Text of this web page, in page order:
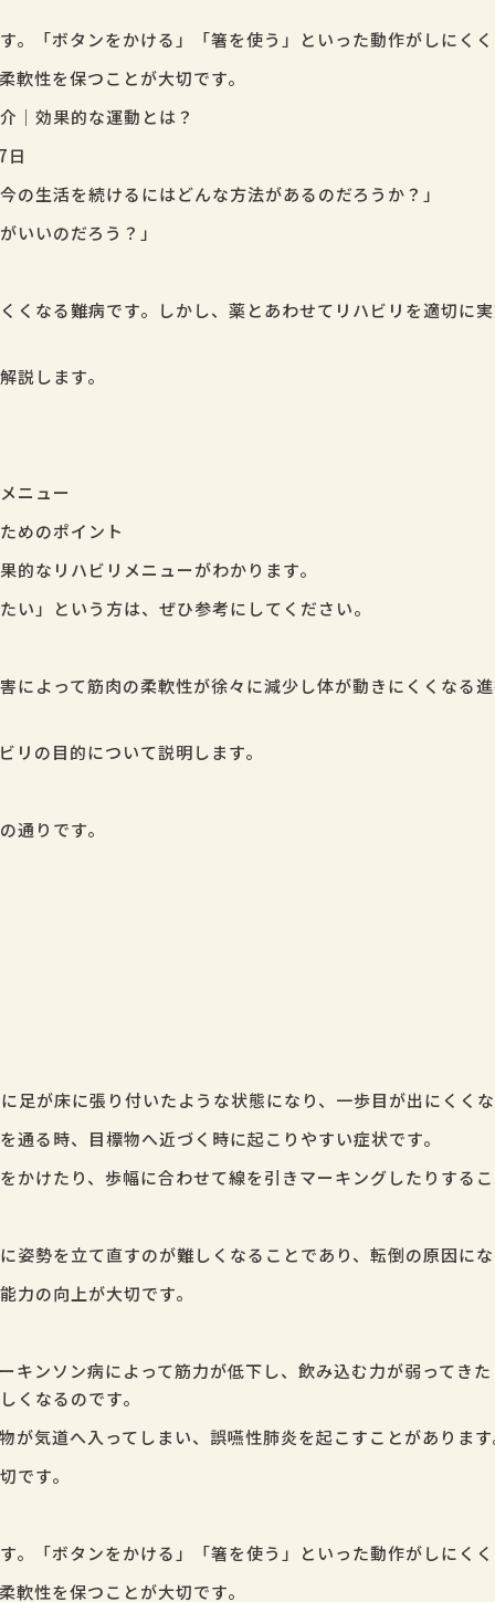
。「ボタンをかける」「箸を使う」といった動作がしにく
軟性を保つことが大切です。
｜効果的な運動とは？
日
の生活を続けるにはどんな方法があるのだろうか？」
いいのだろう？」
くなる難病です。しかし、薬とあわせてリハビリを適切に
説します。
ニュー
めのポイント
的なリハビリメニューがわかります。
い」という方は、ぜひ参考にしてください。
によって筋肉の柔軟性が徐々に減少し体が動きにくくなる
リの目的について説明します。
通りです。
足が床に張り付いたような状態になり、一歩目が出にくく
通る時、目標物へ近づく時に起こりやすい症状です。
かけたり、歩幅に合わせて線を引きマーキングしたりする
姿勢を立て直すのが難しくなることであり、転倒の原因に
力の向上が大切です。
キンソン病によって筋力が低下し、飲み込む力が弱ってき
くなるのです。
が気道へ入ってしまい、誤嚥性肺炎を起こすことがありま
です。
。「ボタンをかける」「箸を使う」といった動作がしにく
軟性を保つことが大切です。